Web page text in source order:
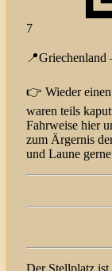
7
👉 Wieder einen
waren teils
Fahrweise hier
zum Ärgernis
und Laune